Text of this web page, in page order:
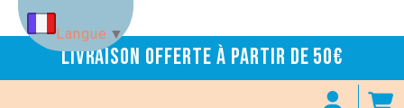
Livraison offerte à partir de 50€
Langue ▼